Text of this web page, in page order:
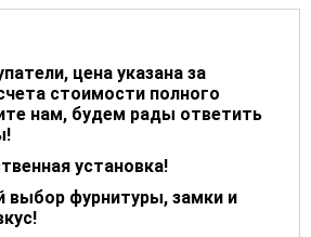
цена указана за
стоимости полного
нам, будем рады ответить
установка!
выбор фурнитуры, замки и